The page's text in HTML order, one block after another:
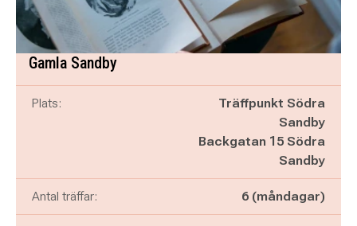
Gamla Sandby
Plats:
Träffpunkt Södra
Sandby
Backgatan 15 Södra
Sandby
Antal träffar: 6 (måndagar)